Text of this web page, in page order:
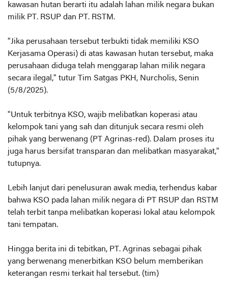
kawasan hutan berarti itu adalah lahan milik negara bukan
milik PT. RSUP dan PT. RSTM.
"Jika perusahaan tersebut terbukti tidak memiliki KSO
Kerjasama Operasi) di atas kawasan hutan tersebut, maka
perusahaan diduga telah menggarap lahan milik negara
secara ilegal," tutur Tim Satgas PKH, Nurcholis, Senin
(5/8/2025).
"Untuk terbitnya KSO, wajib melibatkan koperasi atau
kelompok tani yang sah dan ditunjuk secara resmi oleh
pihak yang berwenang (PT Agrinas-red). Dalam proses itu
juga harus bersifat transparan dan melibatkan masyarakat,"
tutupnya.
Lebih lanjut dari penelusuran awak media, terhendus kabar
bahwa KSO pada lahan milik negara di PT RSUP dan RSTM
telah terbit tanpa melibatkan koperasi lokal atau kelompok
tani tempatan.
Hingga berita ini di tebitkan, PT. Agrinas sebagai pihak
yang berwenang menerbitkan KSO belum memberikan
keterangan resmi terkait hal tersebut. (tim)